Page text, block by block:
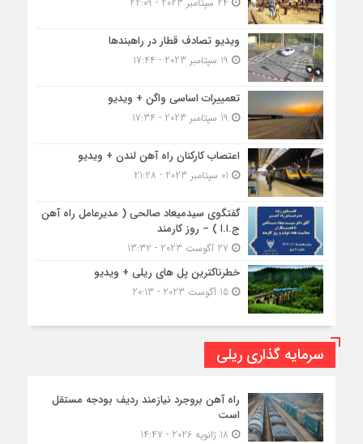
ویدیو تصادف قطار در راهبندها
تعمییرات اساسی واگن + ویدیو
اعتصاب کارکنان راه آهن لندن + ویدیو
گفتگوی سیدمیعاد صالحی ( مدیرعامل راه آهن
ج.ا.ا ) – روز کارمند
خطرناکترین پل های ریلی + ویدیو
15 آگوست 2023 - 20:13
سرمایه گذاری ریلی
راه آهن بروجرد نیازمند ردیف بودجه مستقل
است